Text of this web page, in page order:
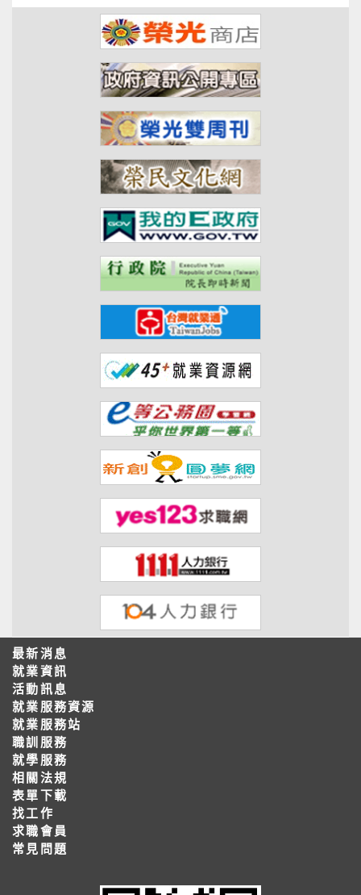
最新消息
就業資訊
活動訊息
就業服務資源
就業服務站
職訓服務
就學服務
相關法規
表單下載
找工作
求職會員
常見問題